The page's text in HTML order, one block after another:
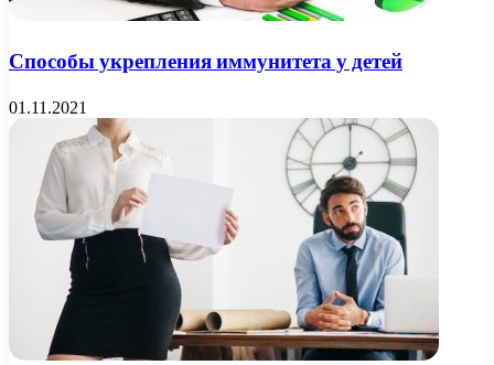
Способы укрепления иммунитета у детей
01.11.2021